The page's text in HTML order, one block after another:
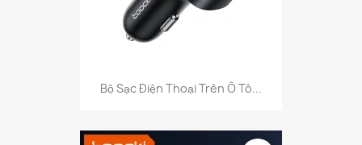
Bộ Sạc Điện Thoại Trên Ô Tô...